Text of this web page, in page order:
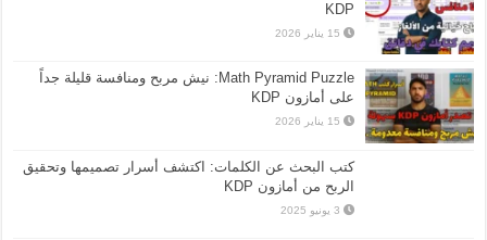
KDP
15 يناير 2026
Math Pyramid Puzzle: نيش مربح ومنافسة قليلة جداً
على أمازون KDP
15 يناير 2026
كتب البحث عن الكلمات: اكتشف أسرار تصميمها وتحقيق
الربح من أمازون KDP
3 يونيو 2025